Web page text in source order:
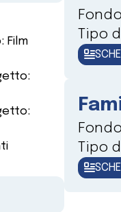
Film
Tipo
Tipo